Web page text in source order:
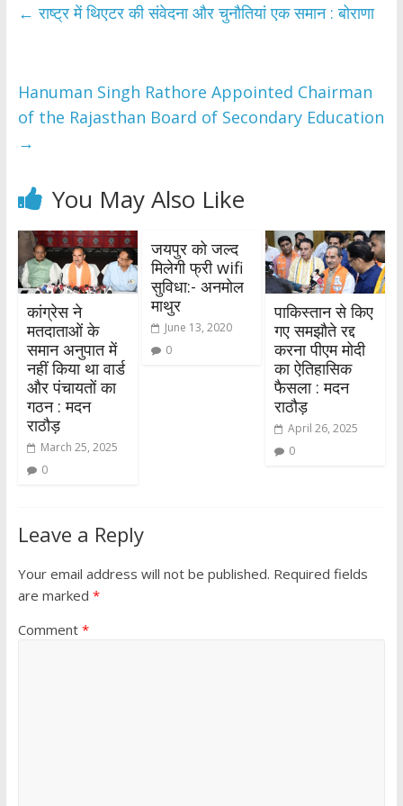
← राष्ट्र में थिएटर की संवेदना और चुनौतियां एक समान : बोराणा
Hanuman Singh Rathore Appointed Chairman
of the Rajasthan Board of Secondary Education
→
You May Also Like
कांग्रेस ने
मतदाताओं के
समान अनुपात में
नहीं किया था वार्ड
और पंचायतों का
गठन : मदन
राठौड़
March 25, 2025
0
जयपुर को जल्द
मिलेगी फ्री wifi
सुविधा:- अनमोल
माथुर
June 13, 2020
0
पाकिस्तान से किए
गए समझौते रद्द
करना पीएम मोदी
का ऐतिहासिक
फैसला : मदन
राठौड़
April 26, 2025
0
Leave a Reply
Your email address will not be published. Required fields
are marked *
Comment *